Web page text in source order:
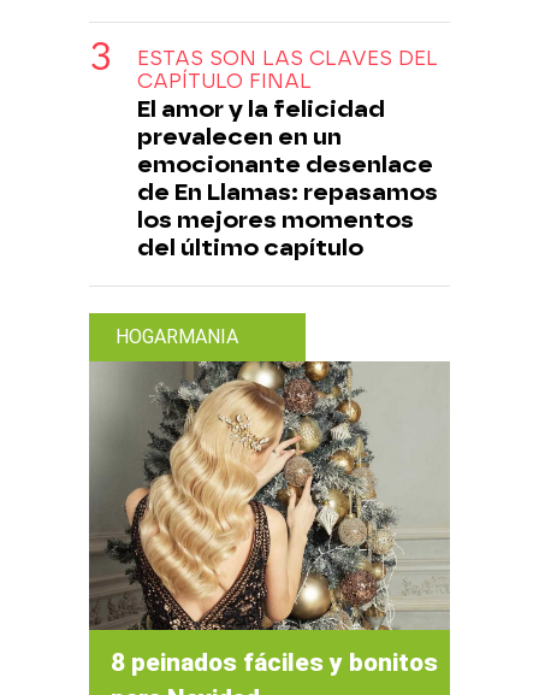
ESTAS SON LAS CLAVES DEL
CAPÍTULO FINAL
El amor y la felicidad
prevalecen en un
emocionante desenlace
de En Llamas: repasamos
los mejores momentos
del último capítulo
HOGARMANIA
8 peinados fáciles y bonitos